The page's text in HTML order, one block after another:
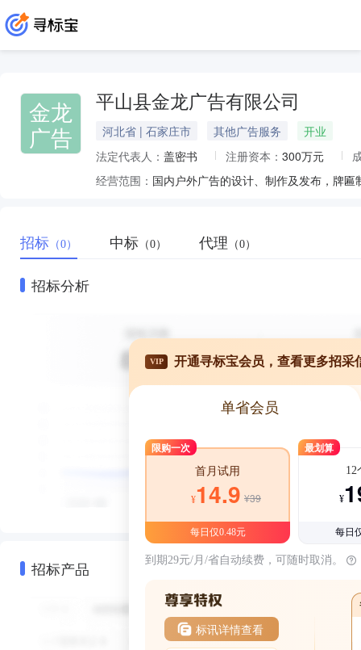
金龙
广告
平山县金龙广告有限公司
河北省 | 石家庄市 其他广告服务
开业
法定代表人： 盖密书 注册资本： 300万元
经营范围：
招标 （0） 中标 （0） 代理 （0）
招标分析
招标产品
VIP 开通寻标宝会员，查看更多招采
单省会员
限购一次
首月试用
¥14.9 ¥39
每日仅0.48元
最划算
12
¥
每日
到期29元/月/省自动续费，可随时取消。
标讯详情查看